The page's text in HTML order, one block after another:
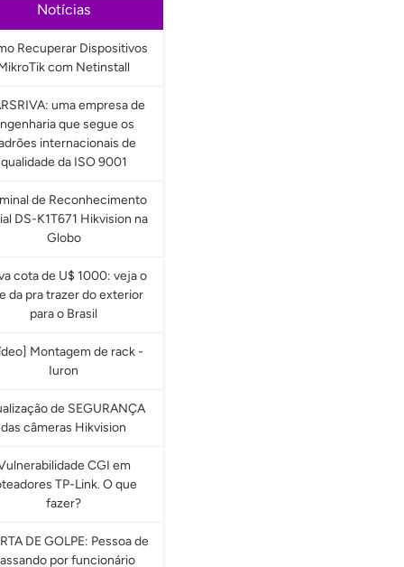
Notícias
Recuperar Dispositivos
com Netinstall
uma empresa de
que segue os
internacionais de
qualidade da ISO 9001
de Reconhecimento
DS-K1T671 Hikvision na
Globo
cota de U$ 1000: veja o
da pra trazer do exterior
para o Brasil
Montagem de rack -
Iuron
de SEGURANÇA
das câmeras Hikvision
CGI em
TP-Link. O que
fazer?
DE GOLPE: Pessoa de
por funcionário